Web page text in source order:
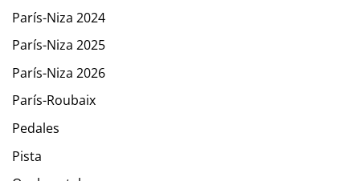
París-Niza 2024
París-Niza 2025
París-Niza 2026
París-Roubaix
Pedales
Pista